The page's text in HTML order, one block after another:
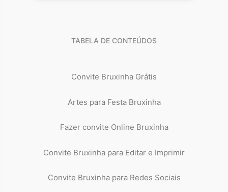
TABELA DE CONTEÚDOS
Convite Bruxinha Grátis
Artes para Festa Bruxinha
Fazer convite Online Bruxinha
Convite Bruxinha para Editar e Imprimir
Convite Bruxinha para Redes Sociais